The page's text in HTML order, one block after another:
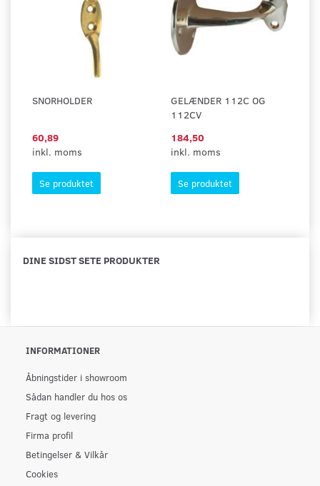
SNORHOLDER
60,89
inkl. moms
Se produktet
GELÆNDER 112C OG
112CV
184,50
inkl. moms
Se produktet
DINE SIDST SETE PRODUKTER
INFORMATIONER
Åbningstider i showroom
Sådan handler du hos os
Fragt og levering
Firma profil
Betingelser & Vilkår
Cookies